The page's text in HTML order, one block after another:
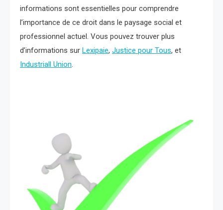
informations sont essentielles pour comprendre
l’importance de ce droit dans le paysage social et
professionnel actuel. Vous pouvez trouver plus
d’informations sur Lexipaie, Justice pour Tous, et
Industriall Union.